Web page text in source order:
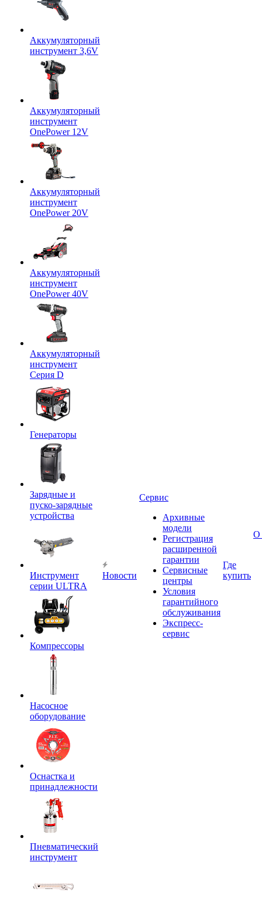
Аккумуляторный
инструмент 3,6V
Аккумуляторный
инструмент
OnePower 12V
Аккумуляторный
инструмент
OnePower 20V
Аккумуляторный
инструмент
OnePower 40V
Аккумуляторный
инструмент
Серия D
Генераторы
Зарядные и
пуско-зарядные
устройства
Инструмент
серии ULTRA
Компрессоры
Насосное
оборудование
Оснастка и
принадлежности
Пневматический
инструмент
Новости
Сервис
Архивные
модели
Регистрация
расширенной
гарантии
Сервисные
центры
Условия
гарантийного
обслуживания
Экспресс-
сервис
Где
купить
О